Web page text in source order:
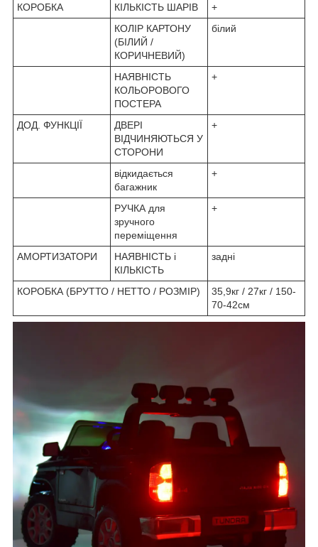
КОРОБКА
КІЛЬКІСТЬ ШАРІВ
+
КОЛІР КАРТОНУ
(БІЛИЙ /
КОРИЧНЕВИЙ)
білий
НАЯВНІСТЬ
КОЛЬОРОВОГО
ПОСТЕРА
+
ДОД. ФУНКЦІЇ
ДВЕРІ
ВІДЧИНЯЮТЬСЯ У
СТОРОНИ
+
відкидається
багажник
+
РУЧКА для
зручного
переміщення
+
АМОРТИЗАТОРИ
НАЯВНІСТЬ і
КІЛЬКІСТЬ
задні
КОРОБКА (БРУТТО / НЕТТО / РОЗМІР)
35,9кг / 27кг / 150-
70-42см